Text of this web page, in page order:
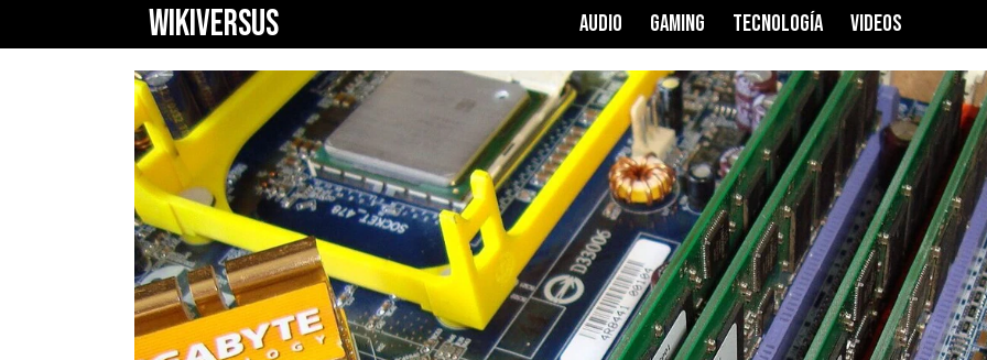
WIKIVERSUS AUDIO GAMING TECNOLOGÍA VIDEOS